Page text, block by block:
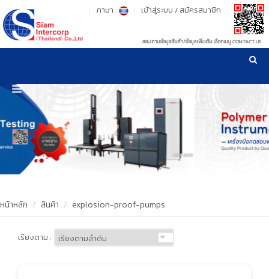
รู้ลึก รู้จริง เรื่องเครื่องมือทดสอบวัสดุ ! ยืน 1 เรื่องมาตรฐานการให้บริการ
เข้าสู่ระบบ / สมัครสมาชิก
ภาษา :
สอบถามข้อมูลสินค้า/ข้อมูลเพิ่มเติม เลือกเมนู CONTACT US
NEW WEBSITE
HOME
PRODUCT
OUR CLIENTS
OUR WORKS
CALIBRATION
หน้าหลัก สินค้า explosion-proof-pumps
เรียงตาม :